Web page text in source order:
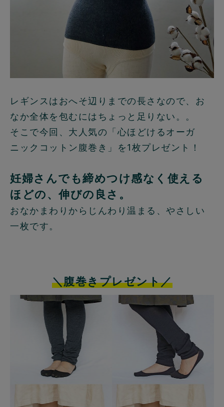
レギンスはおへそ辺りまでの長さなので、お
なか全体を包むにはちょっと足りない。。
そこで今回、大人気の「心ほどけるオーガ
ニックコットン腹巻き」を1枚プレゼント！
妊婦さんでも締めつけ感なく使える
ほどの、伸びの良さ。
おなかまわりからじんわり温まる、やさしい
一枚です。
＼腹巻きプレゼント／